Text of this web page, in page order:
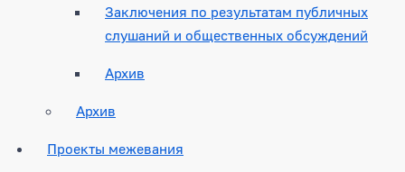
Заключения по результатам публичных
слушаний и общественных обсуждений
Архив
Архив
Проекты межевания